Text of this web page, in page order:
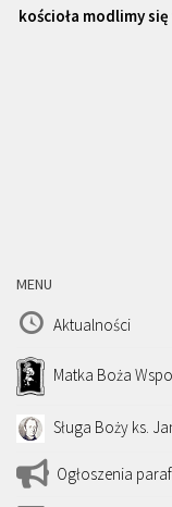
kościoła modlimy się
MENU
Aktualności
Matka Boża
Sługa Boży ks.
Ogłoszenia